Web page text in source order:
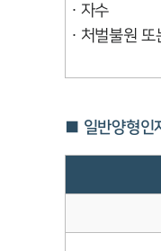
∙ 자수
∙ 처벌불원
■ 일반양형인